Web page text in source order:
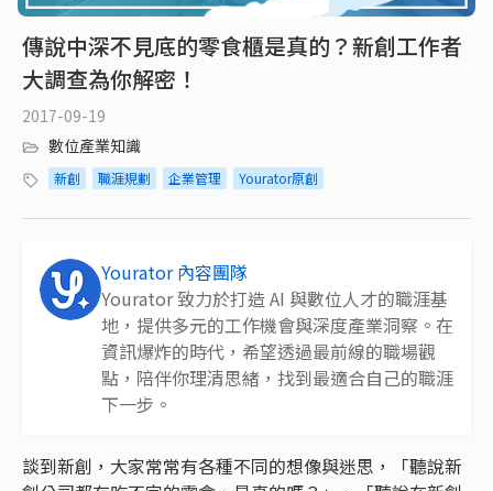
傳說中深不見底的零食櫃是真的？新創工作者
大調查為你解密！
2017-09-19
數位產業知識
新創 職涯規劃 企業管理 Yourator原創
Yourator 內容團隊
Yourator 致力於打造 AI 與數位人才的職涯基
地，提供多元的工作機會與深度產業洞察。在
資訊爆炸的時代，希望透過最前線的職場觀
點，陪伴你理清思緒，找到最適合自己的職涯
下一步。
談到新創，大家常常有各種不同的想像與迷思，「聽說新